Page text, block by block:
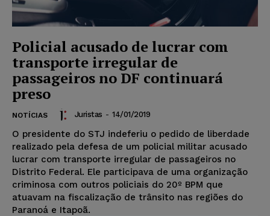
Policial acusado de lucrar com
transporte irregular de
passageiros no DF continuará
preso
NOTÍCIAS Juristas - 14/01/2019
O presidente do STJ indeferiu o pedido de liberdade
realizado pela defesa de um policial militar acusado
lucrar com transporte irregular de passageiros no
Distrito Federal. Ele participava de uma organização
criminosa com outros policiais do 20º BPM que
atuavam na fiscalização de trânsito nas regiões do
Paranoá e Itapoã.